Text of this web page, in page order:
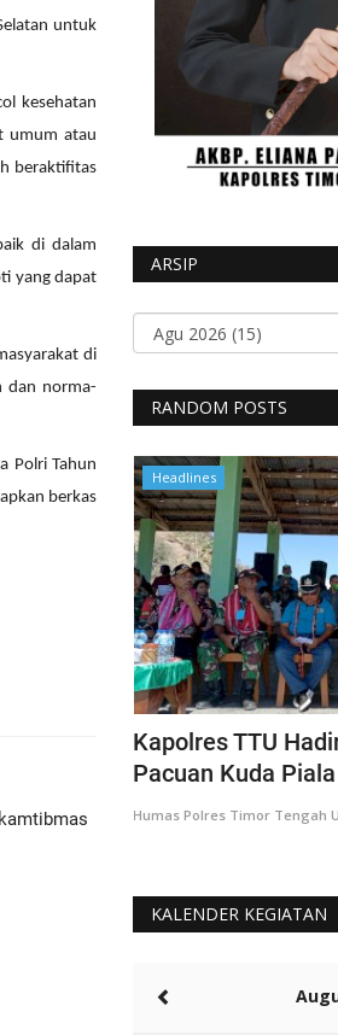
untuk
kesehatan
umum atau
beraktifitas
di dalam
yang dapat
di
dan norma-
Polri Tahun
berkas
ARSIP
RANDOM POSTS
1289
Headlines
Kapolres TTU
Pacuan Kuda
Humas Polres Timor Tengah
KALENDER KEGIATAN